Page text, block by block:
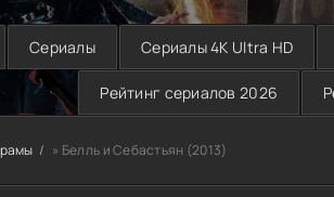
Сериалы Сериалы 4K Ultra HD
Рейтинг сериалов 2026
» Белль и Себастьян (2013)